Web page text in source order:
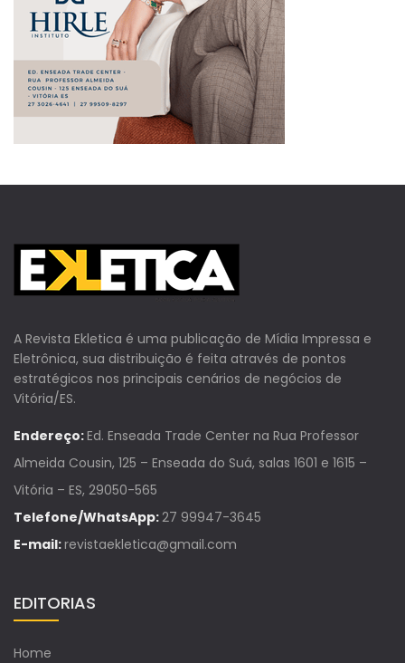
A Revista Ekletica é uma publicação de Mídia Impressa e
Eletrônica, sua distribuição é feita através de pontos
estratégicos nos principais cenários de negócios de
Vitória/ES.
Endereço:Ed. Enseada Trade Center na Rua Professor
Almeida Cousin, 125 – Enseada do Suá, salas 1601 e 1615 –
Vitória – ES, 29050-565
Telefone/WhatsApp:27 99947-3645
E-mail:revistaekletica@gmail.com
EDITORIAS
Home